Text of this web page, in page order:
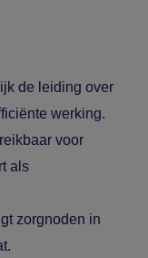
de leiding over
werking.
voor
als
zorgnoden in